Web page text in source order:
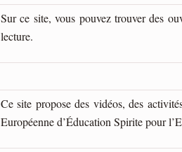
Sur ce site, vous pouvez trouver des
lecture.
Ce site propose des vidéos, des
Européenne d’Éducation Spirite pour